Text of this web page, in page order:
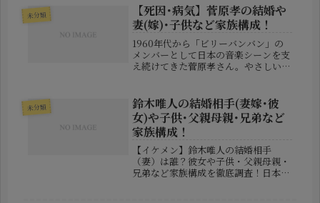
グ分野で注目を集めているのが、株式
会社LILICO（リ...
未分類
【死因･病気】菅原孝の結婚や
妻(嫁)･子供など家族構成！
1960年代から「ビリーバンバン」の
メンバーとして日本の音楽シーンを支
え続けてきた菅原孝さん。やさしい歌
訃報が伝えられ、その死因や家族につ
いて関心が集まっています。この記...
未分類
鈴木唯人の結婚相手(妻嫁･彼
女)や子供･父親母親･兄弟など
家族構成！
【イケメン】鈴木唯人の結婚相手
（妻）は誰？彼女や子供・父親母親・
兄弟など家族構成を徹底調査！日本代